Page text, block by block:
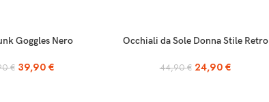
Goggles Nero
€ 39,90 €
SCEGLI
Occhiali da Sole Donna Stile Retro
44,90€ 24,90 €